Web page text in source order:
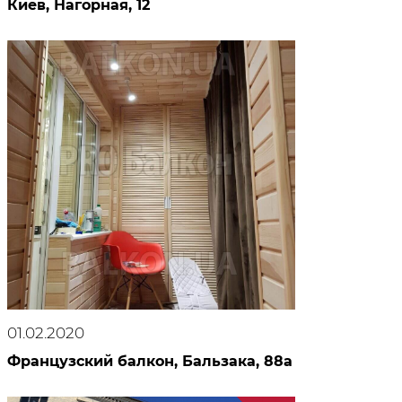
Киев, Нагорная, 12
01.02.2020
Французский балкон, Бальзака, 88а